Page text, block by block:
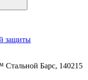
защиты
Барс, 140215